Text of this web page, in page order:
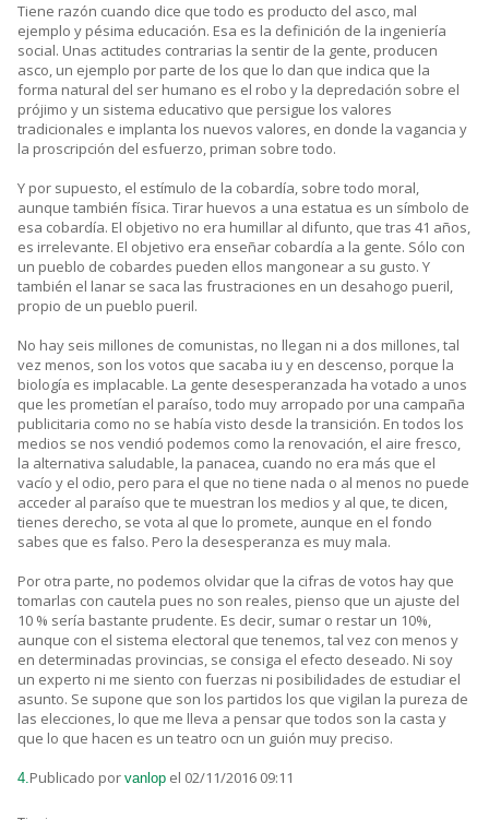
Tiene razón cuando dice que todo es producto del asco, mal
ejemplo y pésima educación. Esa es la definición de la ingeniería
social. Unas actitudes contrarias la sentir de la gente, producen
asco, un ejemplo por parte de los que lo dan que indica que la
forma natural del ser humano es el robo y la depredación sobre el
prójimo y un sistema educativo que persigue los valores
tradicionales e implanta los nuevos valores, en donde la vagancia y
la proscripción del esfuerzo, priman sobre todo.
Y por supuesto, el estímulo de la cobardía, sobre todo moral,
aunque también física. Tirar huevos a una estatua es un símbolo de
esa cobardía. El objetivo no era humillar al difunto, que tras 41 años,
es irrelevante. El objetivo era enseñar cobardía a la gente. Sólo con
un pueblo de cobardes pueden ellos mangonear a su gusto. Y
también el lanar se saca las frustraciones en un desahogo pueril,
propio de un pueblo pueril.
No hay seis millones de comunistas, no llegan ni a dos millones, tal
vez menos, son los votos que sacaba iu y en descenso, porque la
biología es implacable. La gente desesperanzada ha votado a unos
que les prometían el paraíso, todo muy arropado por una campaña
publicitaria como no se había visto desde la transición. En todos los
medios se nos vendió podemos como la renovación, el aire fresco,
la alternativa saludable, la panacea, cuando no era más que el
vacío y el odio, pero para el que no tiene nada o al menos no puede
acceder al paraíso que te muestran los medios y al que, te dicen,
tienes derecho, se vota al que lo promete, aunque en el fondo
sabes que es falso. Pero la desesperanza es muy mala.
Por otra parte, no podemos olvidar que la cifras de votos hay que
tomarlas con cautela pues no son reales, pienso que un ajuste del
10 % sería bastante prudente. Es decir, sumar o restar un 10%,
aunque con el sistema electoral que tenemos, tal vez con menos y
en determinadas provincias, se consiga el efecto deseado. Ni soy
un experto ni me siento con fuerzas ni posibilidades de estudiar el
asunto. Se supone que son los partidos los que vigilan la pureza de
las elecciones, lo que me lleva a pensar que todos son la casta y
que lo que hacen es un teatro ocn un guión muy preciso.
4.Publicado por vanlop el 02/11/2016 09:11